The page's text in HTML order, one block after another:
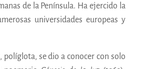
de la Península. Ha ejercido la
universidades europeas y
políglota, se dio a conocer con solo